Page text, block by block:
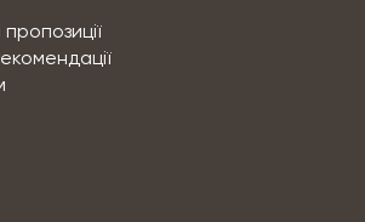
пропозиції